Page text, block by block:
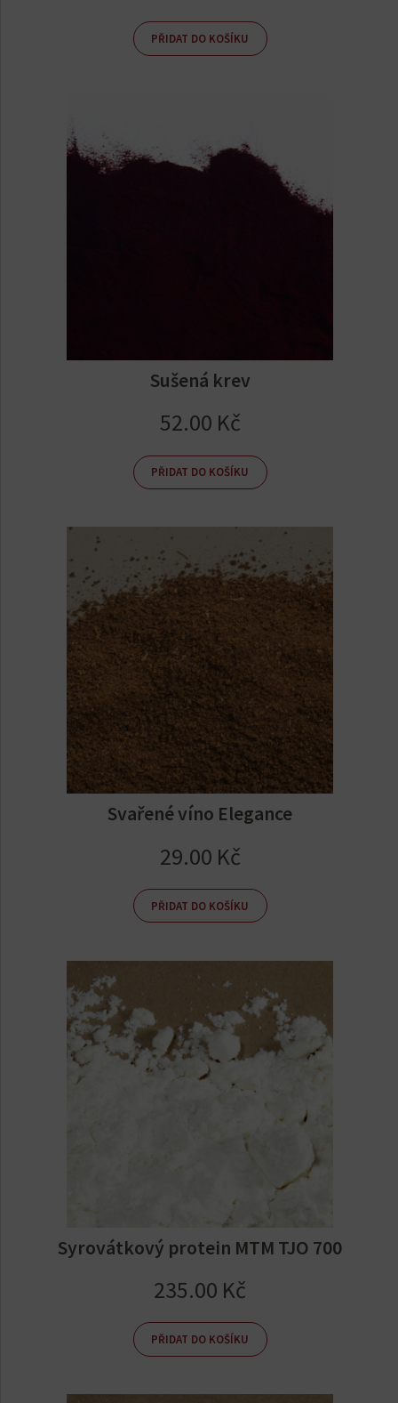
PŘIDAT DO KOŠÍKU
Sušená krev
52.00 Kč
PŘIDAT DO KOŠÍKU
Svařené víno Elegance
29.00 Kč
PŘIDAT DO KOŠÍKU
Syrovátkový protein MTM TJO 700
235.00 Kč
PŘIDAT DO KOŠÍKU